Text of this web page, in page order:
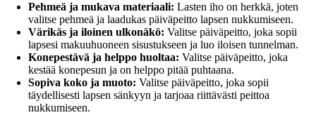
Pehmeä ja mukava materiaali: Lasten iho on herkkä, joten
valitse pehmeä ja laadukas päiväpeitto lapsen nukkumiseen.
Värikäs ja iloinen ulkonäkö: Valitse päiväpeitto, joka sopii
lapsesi makuuhuoneen sisustukseen ja luo iloisen tunnelman.
Konepestävä ja helppo huoltaa: Valitse päiväpeitto, joka
kestää konepesun ja on helppo pitää puhtaana.
Sopiva koko ja muoto: Valitse päiväpeitto, joka sopii
täydellisesti lapsen sänkyyn ja tarjoaa riittävästi peittoa
nukkumiseen.